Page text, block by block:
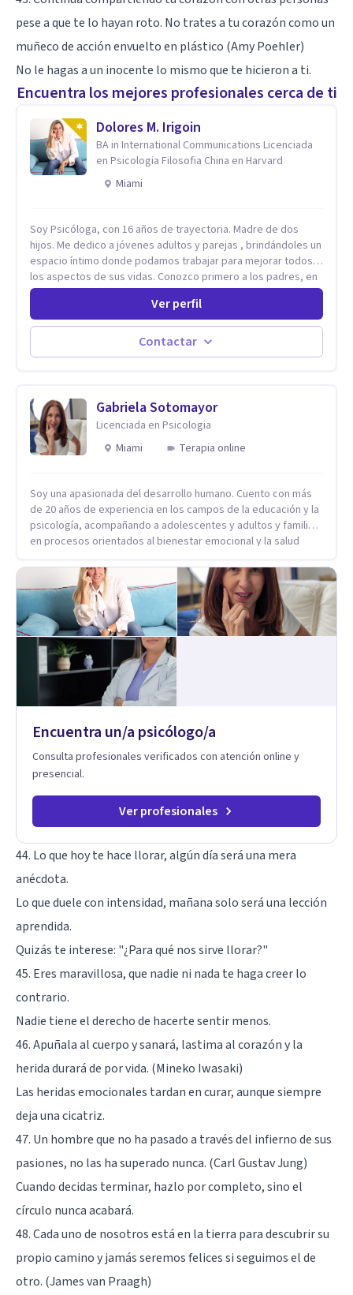
pese a que te lo hayan roto. No trates a tu corazón como un
muñeco de acción envuelto en plástico (Amy Poehler)
No le hagas a un inocente lo mismo que te hicieron a ti.
Encuentra los mejores profesionales cerca de ti
Dolores M. Irigoin
BA in International Communications Licenciada
en Psicologia Filosofia China en Harvard
Miami
Soy Psicóloga, con 16 años de trayectoria. Madre de dos
hijos. Me dedico a jóvenes adultos y parejas , brindándoles un
espacio íntimo donde podamos trabajar para mejorar todos
los aspectos de sus vidas. Conozco primero a los padres, en
el caso de niños u adolescentes, para luego seguir la terapia
con sus hijos, apuntalándolos en su futuro personal,
universitario y profesional, siempre conteniendo
paralelamente a los padres y brindándoles un espacio de
seguridad. Hago terapia de pareja y adultos con método
Ver perfil
Contactar
Gabriela Sotomayor
Licenciada en Psicologia
Miami
Terapia online
Soy una apasionada del desarrollo humano. Cuento con más
de 20 años de experiencia en los campos de la educación y la
psicología, acompañando a adolescentes y adultos y familias
en procesos orientados al bienestar emocional y la salud
las personas accedan a una vida más digna, plena y con
sentido. Considero que esto es posible cuando
desarrollamos una mayor conciencia de nuestro mundo
interior y de la manera en que nuestras experiencias influyen
en nuestra forma de sentir, pensar y relacionarnos. Mi misión
es ofrecer un espacio de acompañamiento en salud mental
basado en la comprensión, la compasión y el respeto por el
ritmo de cada persona. Integro conocimientos y herramientas
de la psicología con un enfoque informado en trauma para
fortalecer sus recursos personales, desarrollar nuevas
resiliencia y bienestar. Creo profundamente en la
autoconciencia como un camino fundamental para la
transformación personal y para construir una vida más
auténtica y significativa.
Encuentra un/a psicólogo/a
Consulta profesionales verificados con atención online y
presencial.
Ver profesionales
44. Lo que hoy te hace llorar, algún día será una mera
anécdota.
Lo que duele con intensidad, mañana solo será una lección
aprendida.
Quizás te interese: "¿Para qué nos sirve llorar?"
45. Eres maravillosa, que nadie ni nada te haga creer lo
contrario.
Nadie tiene el derecho de hacerte sentir menos.
46. Apuñala al cuerpo y sanará, lastima al corazón y la
herida durará de por vida. (Mineko Iwasaki)
Las heridas emocionales tardan en curar, aunque siempre
deja una cicatriz.
47. Un hombre que no ha pasado a través del infierno de sus
pasiones, no las ha superado nunca. (Carl Gustav Jung)
Cuando decidas terminar, hazlo por completo, sino el
círculo nunca acabará.
48. Cada uno de nosotros está en la tierra para descubrir su
propio camino y jamás seremos felices si seguimos el de
otro. (James van Praagh)